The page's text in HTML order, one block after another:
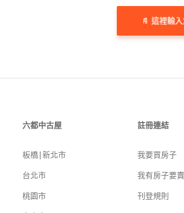
這裡輸
六都中古屋
板橋|新北市
台北市
桃園市
註冊連結
我要買房子
我有房子要賣
刊登規則